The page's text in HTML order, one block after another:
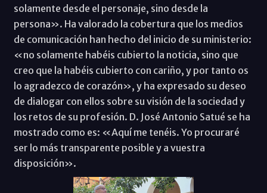
solamente desde el personaje, sino desde la
persona». Ha valorado la cobertura que los medios
de comunicación han hecho del inicio de su ministerio:
«no solamente habéis cubierto la noticia, sino que
creo que la habéis cubierto con cariño, y por tanto os
lo agradezco de corazón», y ha expresado su deseo
de dialogar con ellos sobre su visión de la sociedad y
los retos de su profesión. D. José Antonio Satué se ha
mostrado como es: «Aquí me tenéis. Yo procuraré
ser lo más transparente posible y a vuestra
disposición».